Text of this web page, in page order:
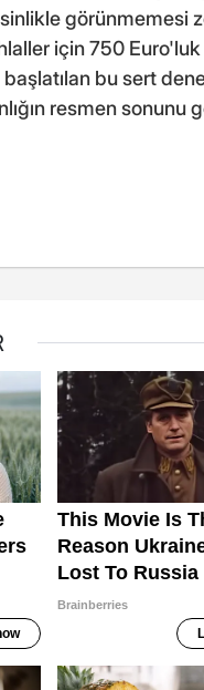
görünmemesi
için 750
bu sert
resmen sonunu